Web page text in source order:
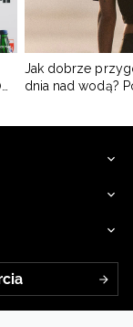
Jak dobrze
dnia nad wodą?